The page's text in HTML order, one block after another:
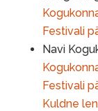
Festivali
Navi
Festivali
Kuldne